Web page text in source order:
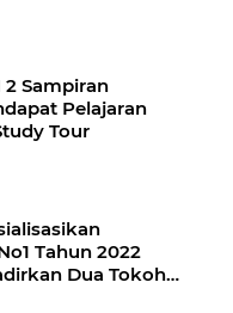
2 Sampiran
Pelajaran
Tour
Tahun 2022
Dua Tokoh